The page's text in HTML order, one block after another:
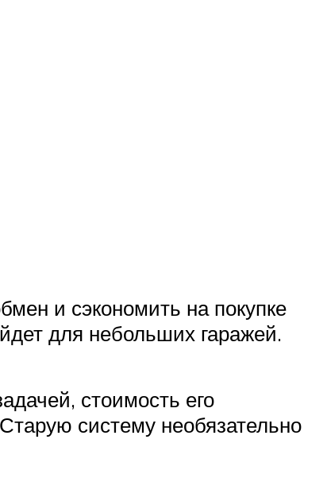
и сэкономить на покупке
для небольших гаражей.
стоимость его
систему необязательно